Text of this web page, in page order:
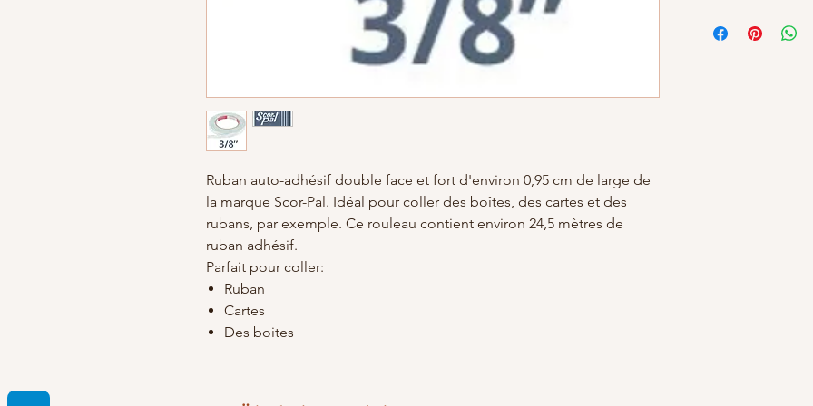
Ruban auto-adhésif double face et fort d'environ 0,95 cm de large de
la marque Scor-Pal. Idéal pour coller des boîtes, des cartes et des
rubans, par exemple. Ce rouleau contient environ 24,5 mètres de
ruban adhésif.
Parfait pour coller:
Ruban
Cartes
Des boites
Dimensions du